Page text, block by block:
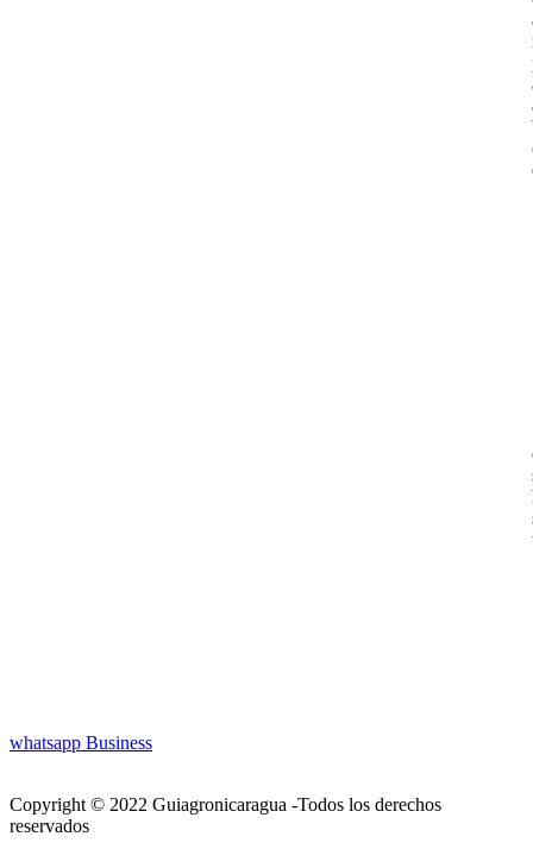
whatsapp Business
Copyright © 2022 Guiagronicaragua -Todos los derechos
reservados